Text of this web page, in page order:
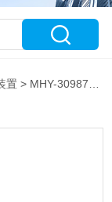
置 > MHY-30987手动固相微萃取装置